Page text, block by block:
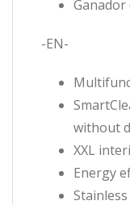
Ganador
-EN-
without
XXL
Energy